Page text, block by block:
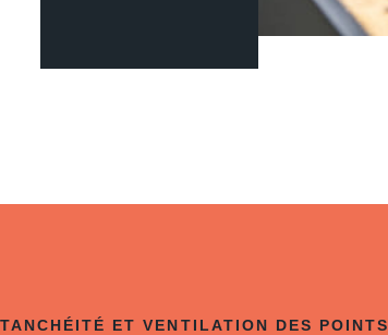
ET VENTILATION DES POINTS